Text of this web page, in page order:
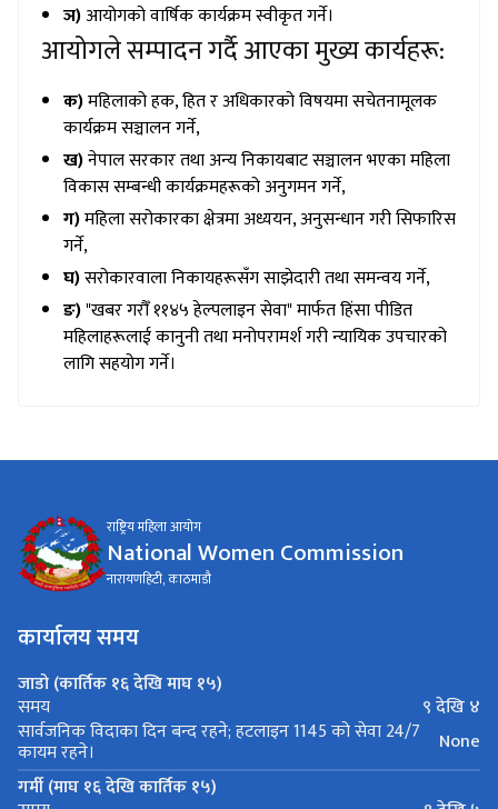
ञ)आयोगको वार्षिक कार्यक्रम स्वीकृत गर्ने।
आयोगले सम्पादन गर्दै आएका मुख्य कार्यहरू:
क)महिलाको हक, हित र अधिकारको विषयमा सचेतनामूलक
कार्यक्रम सञ्चालन गर्ने,
ख)नेपाल सरकार तथा अन्य निकायबाट सञ्चालन भएका महिला
विकास सम्बन्धी कार्यक्रमहरूको अनुगमन गर्ने,
ग)महिला सरोकारका क्षेत्रमा अध्ययन, अनुसन्धान गरी सिफारिस
गर्ने,
घ)सरोकारवाला निकायहरूसँग साझेदारी तथा समन्वय गर्ने,
ङ)"खबर गरौँ ११४५ हेल्पलाइन सेवा" मार्फत हिंसा पीडित
महिलाहरूलाई कानुनी तथा मनोपरामर्श गरी न्यायिक उपचारको
लागि सहयोग गर्ने।
राष्ट्रिय महिला आयोग
National Women Commission
नारायणहिटी, काठमाडौ
कार्यालय समय
जाडो (कार्तिक १६ देखि माघ १५)
समय
९ देखि ४
सार्वजनिक विदाका दिन बन्द रहने; हटलाइन 1145 को सेवा 24/7
कायम रहने।
None
गर्मी (माघ १६ देखि कार्तिक १५)